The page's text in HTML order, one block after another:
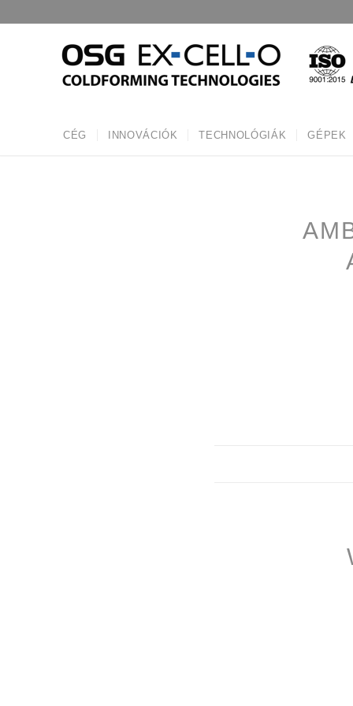
CÉG INNOVÁCIÓK TECHNOLÓGIÁK GÉPEK